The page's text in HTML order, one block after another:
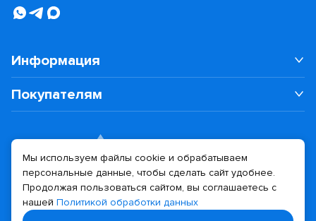
Информация
Покупателям
Дизайн сайта Разработка сайта
Мы используем файлы cookie и обрабатываем
персональные данные, чтобы сделать сайт удобнее.
Продолжая пользоваться сайтом, вы соглашаетесь с
нашей Политикой обработки данных